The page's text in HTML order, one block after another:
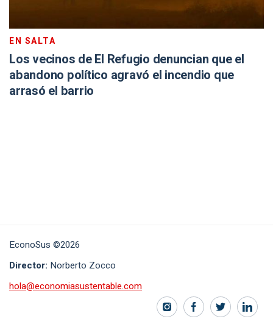
EN SALTA
Los vecinos de El Refugio denuncian que el
abandono político agravó el incendio que
arrasó el barrio
EconoSus ©2026
Director: Norberto Zocco
hola@economiasustentable.com